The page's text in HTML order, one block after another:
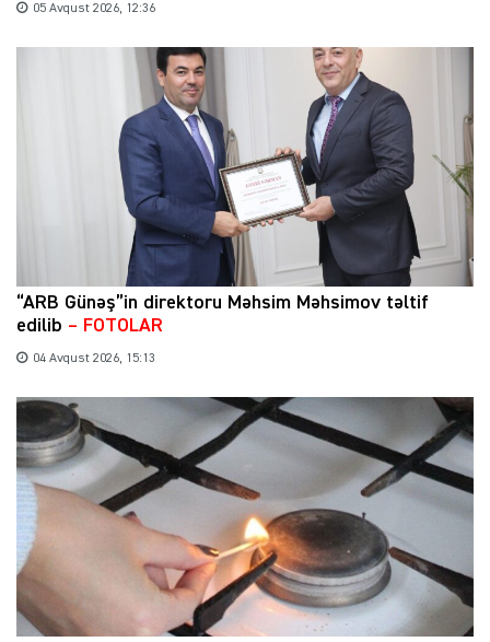
05 Avqust 2026, 12:36
“ARB Günəş”in direktoru Məhsim Məhsimov təltif
edilib – FOTOLAR
04 Avqust 2026, 15:13